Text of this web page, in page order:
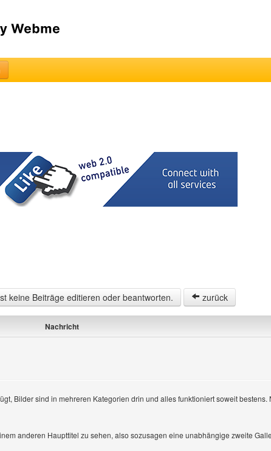
keine Beiträge editieren oder beantworten. zurück
Nachricht
Bilder sind in mehreren Kategorien drin und alles funktioniert soweit bestens.
anderen Haupttitel zu sehen, also sozusagen eine unabhängige zweite